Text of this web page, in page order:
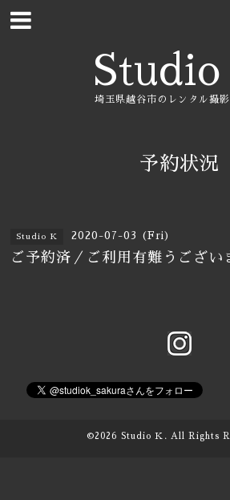
埼玉県越谷市のレンタル撮
予約状況
Studio K 2020-07-03 (Fri)
ご予約済／ご利用有難うござい
©2026 Studio Ｋ . All Rights